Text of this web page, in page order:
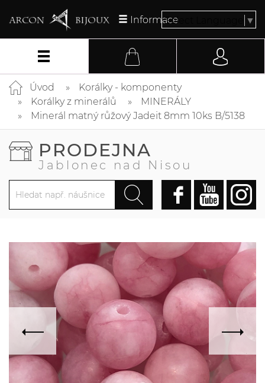
InformaceSelect Language ▼
Úvod
Korálky - komponenty
Korálky z minerálů
MINERÁLY
Minerál matný růžový Jadeit 8mm 10ks B/5138
PRODEJNA
Jablonec nad Nisou